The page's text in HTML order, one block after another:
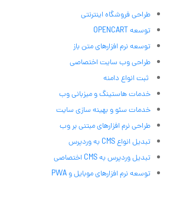
طراحی فروشگاه اینترنتی
توسعه OPENCART
توسعه نرم افزارهای متن باز
طراحی وب سایت اختصاصی
ثبت انواع دامنه
خدمات هاستینگ و میزبانی وب
خدمات سئو و بهینه سازی سایت
طراحی نرم افزارهای مبتنی بر وب
تبدیل انواع CMS به وردپرس
تبدیل وردپرس به CMS اختصاصی
توسعه نرم افزارهای موبایل و PWA